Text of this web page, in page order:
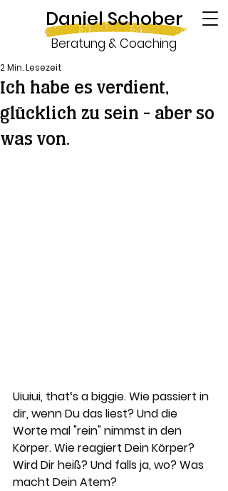
Daniel Schober
Beratung & Coaching
Ich habe es verdient,
glücklich zu sein - aber so
was von.
2 Min. Lesezeit
Uiuiui, that‘s a biggie. Wie passiert in
dir, wenn Du das liest? Und die
Worte mal "rein" nimmst in den
Körper. Wie reagiert Dein Körper?
Wird Dir heiß? Und falls ja, wo? Was
macht Dein Atem?